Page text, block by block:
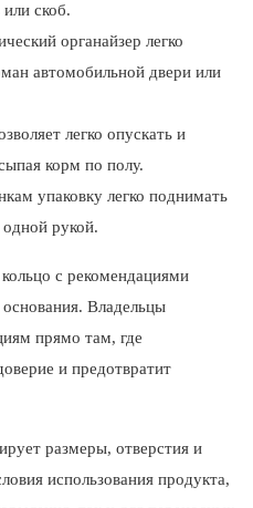
скоб.
органайзер легко
автомобильной двери или
легко опускать и
корм по полу.
упаковку легко поднимать
рукой.
с рекомендациями
Владельцы
прямо там, где
и предотвратит
размеры, отверстия и
использования продукта,